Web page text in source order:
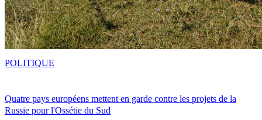
Quatre pays européens mettent en garde contre les projets de la
Russie pour l'Ossétie du Sud
POLITIQUE